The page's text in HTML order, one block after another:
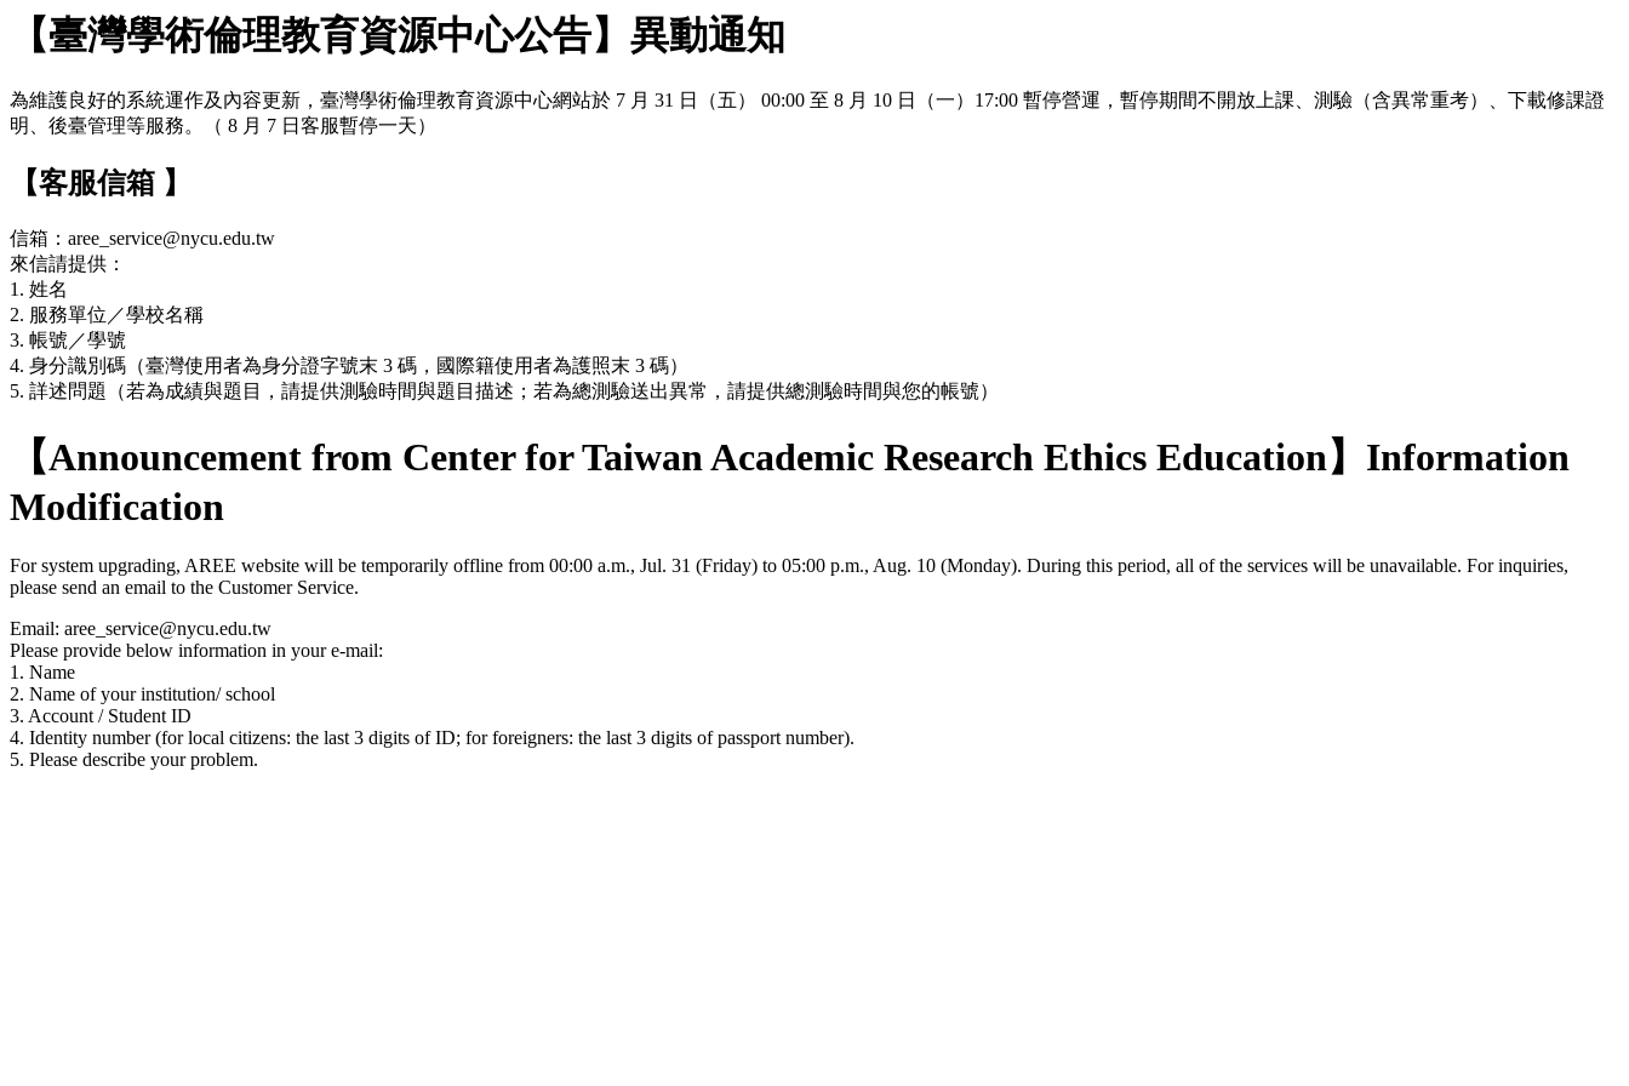
【臺灣學術倫理教育資源中心公告】異動通知
為維護良好的系統運作及內容更新，臺灣學術倫理教育資源中心網站於 7 月 31 日（五） 00:00 至 8 月 10 日（一）17:00 暫停營運，暫停期間不開放上課、測驗（含異常重考）、下載修課證
明、後臺管理等服務。（ 8 月 7 日客服暫停一天）
【客服信箱 】
信箱：aree_service@nycu.edu.tw
來信請提供：
1. 姓名
2. 服務單位／學校名稱
3. 帳號／學號
4. 身分識別碼（臺灣使用者為身分證字號末 3 碼，國際籍使用者為護照末 3 碼）
5. 詳述問題（若為成績與題目，請提供測驗時間與題目描述；若為總測驗送出異常，請提供總測驗時間與您的帳號）
【Announcement from Center for Taiwan Academic Research Ethics Education】Information
Modification
For system upgrading, AREE website will be temporarily offline from 00:00 a.m., Jul. 31 (Friday) to 05:00 p.m., Aug. 10 (Monday). During this period, all of the services will be unavailable. For inquiries,
please send an email to the Customer Service.
Email: aree_service@nycu.edu.tw
Please provide below information in your e-mail:
1. Name
2. Name of your institution/ school
3. Account / Student ID
4. Identity number (for local citizens: the last 3 digits of ID; for foreigners: the last 3 digits of passport number).
5. Please describe your problem.